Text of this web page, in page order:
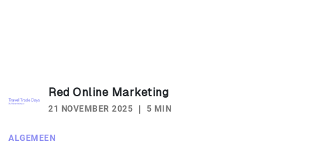
Red Online Marketing
21 NOVEMBER 2025 5 MIN
ALGEMEEN